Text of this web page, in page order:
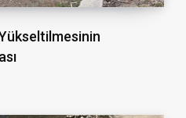
Yükseltilmesinin